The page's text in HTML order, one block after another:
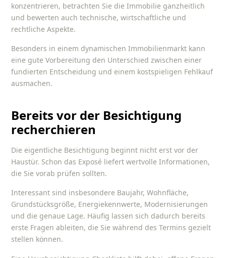
konzentrieren, betrachten Sie die Immobilie ganzheitlich
und bewerten auch technische, wirtschaftliche und
rechtliche Aspekte.
Besonders in einem dynamischen Immobilienmarkt kann
eine gute Vorbereitung den Unterschied zwischen einer
fundierten Entscheidung und einem kostspieligen Fehlkauf
ausmachen.
Bereits vor der Besichtigung
recherchieren
Die eigentliche Besichtigung beginnt nicht erst vor der
Haustür. Schon das Exposé liefert wertvolle Informationen,
die Sie vorab prüfen sollten.
Interessant sind insbesondere Baujahr, Wohnfläche,
Grundstücksgröße, Energiekennwerte, Modernisierungen
und die genaue Lage. Häufig lassen sich dadurch bereits
erste Fragen ableiten, die Sie während des Termins gezielt
stellen können.